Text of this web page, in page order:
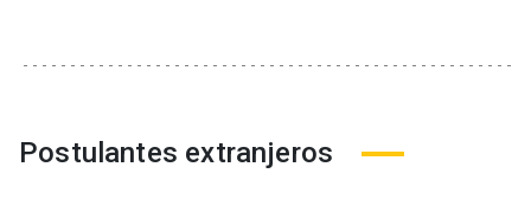
Postulantes extranjeros